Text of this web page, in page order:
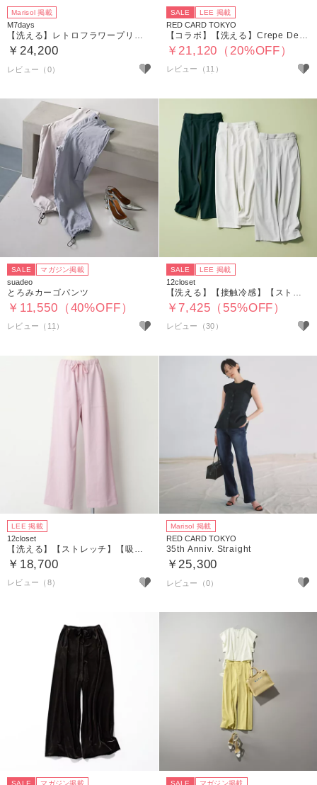
Marisol 掲載
M7days
【洗える】レトロフラワープリントパンツ
￥24,200
SALE LEE 掲載
RED CARD TOKYO
【コラボ】【洗える】Crepe Denim
￥21,120（20%OFF）
レビュー（11）
SALE マガジン掲載
suadeo
とろみカーゴパンツ
￥11,550（40%OFF）
レビュー（11）
SALE LEE 掲載
12closet
￥7,425（55%OFF）
レビュー（30）
LEE 掲載
12closet
【洗える】【ストレッチ】【吸水速乾】【UVカット】【透けにくい】多機能ザ・エブリバディパンツ
￥18,700
レビュー（8）
Marisol 掲載
RED CARD TOKYO
35th Anniv. Straight
￥25,300
SALE マガジン掲載 SALE マガジン掲載